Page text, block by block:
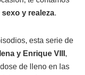
y realeza.
esta serie de
y Enrique VIII ,
de lleno en las